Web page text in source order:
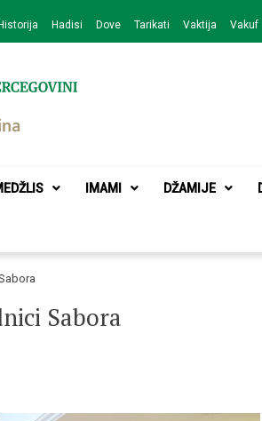
Historija Hadisi Dove Tarikati Vaktija Vakuf
IMAMI DŽAMIJE
Sabora